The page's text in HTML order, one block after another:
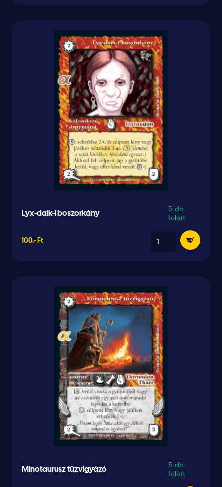
Lyx-daik-i boszorkány
5 db
fölött
100.- Ft
Minotaurusz tűzvigyázó
5 db
fölött